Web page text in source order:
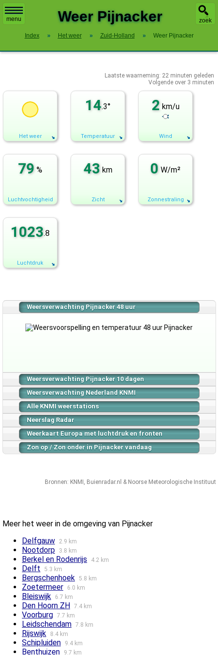
menu zoek
Weer Pijnacker
Index » Het weer » Zuid-Holland » Weer Pijnacker
Laatste waarneming: 22 minuten geleden
Volgende over 3 minuten
Het weer
14.3°
Temperatuur
2 km/u
Wind
79 %
Luchtvochtigheid
43 km
Zicht
0 W/m²
Zonnestraling
1023.8
Luchtdruk
Weersverwachting Pijnacker 48 uur
Weersverwachting Pijnacker 10 dagen
Weersverwachting Nederland KNMI
Alle KNMI weerstations
Neerslag Radar
Weerkaart Europa met luchtdruk en fronten
Zon op / Zon onder in Pijnacker vandaag
Bronnen: KNMI , Buienradar.nl & Noorse Meteorologische Instituut
Meer het weer in de omgeving van Pijnacker
Delfgauw
2.9 km
Nootdorp 3.8 km
Berkel en Rodenrijs 4.2 km
Delft 5.3 km
Bergschenhoek 5.8 km
Zoetermeer 6.0 km
Bleiswijk 6.7 km
Den Hoorn ZH 7.4 km
Voorburg 7.7 km
Leidschendam 7.8 km
Rijswijk 8.4 km
Schipluiden 9.4 km
Benthuizen 9.7 km